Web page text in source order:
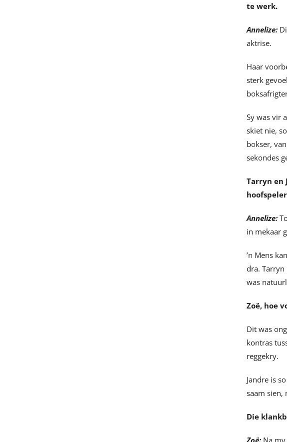
te werk.
Annelize:
aktrise.
Haar
sterk
Sy was vir
skiet nie,
bokser,
sekondes
Tarryn en
Annelize:
in mekaar
’n Mens
dra. Tarryn
was
Zoë, hoe
Dit was
kontras
reggekry.
Jandre is
saam sien,
Die
Zoë: Na